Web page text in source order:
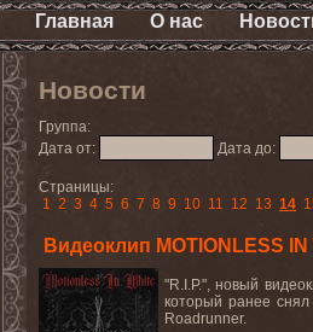
Главная О нас
Новости
Группа:
Дата от:
Дата до:
Страницы:
1 2 3 4 5 6 7 8 9 10 11 12 13 14
Видеоклип MOTIONLESS
"R.I.P.", новый
который ранее
Roadrunner.